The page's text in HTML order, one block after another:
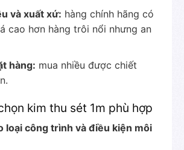
và xuất xứ: hàng chính hãng có
cao hơn hàng trôi nổi nhưng an
hàng: mua nhiều được chiết
kim thu sét 1m phù hợp
loại công trình và điều kiện môi